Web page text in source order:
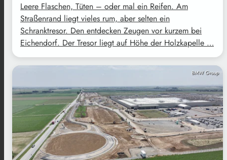
Leere Flaschen, Tüten – oder mal ein Reifen. Am
Straßenrand liegt vieles rum, aber selten ein
Schranktresor. Den entdecken Zeugen vor kurzem bei
Eichendorf. Der Tresor liegt auf Höhe der Holzkapelle …
BMW Group